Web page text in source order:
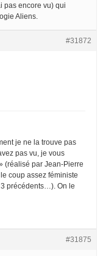
pas encore vu) qui
Aliens.
#31872
je ne la trouve pas
pas vu, je vous
(réalisé par Jean-Pierre
coup assez féministe
précédents…). On le
#31875